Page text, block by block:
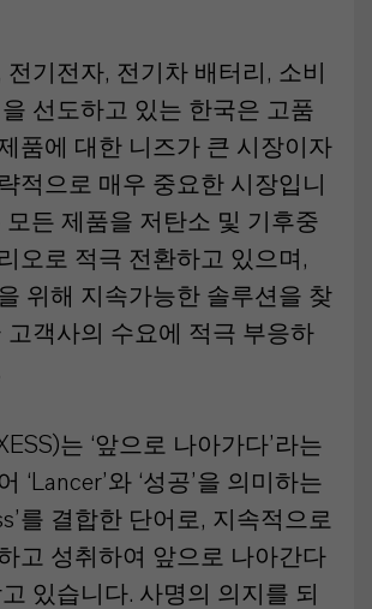
기전자, 전기차 배터리, 소비
선도하고 있는 한국은 고품
품에 대한 니즈가 큰 시장이자
적으로 매우 중요한 시장입니
모든 제품을 저탄소 및 기후중
오로 적극 전환하고 있으며,
위해 지속가능한 솔루션을 찾
고객사의 수요에 적극 부응하
는 ‘앞으로 나아가다’라는
‘Lancer’와 ‘성공’을 의미하는
를 결합한 단어로, 지속적으로
고 성취하여 앞으로 나아간다
있습니다. 사명의 의지를 되